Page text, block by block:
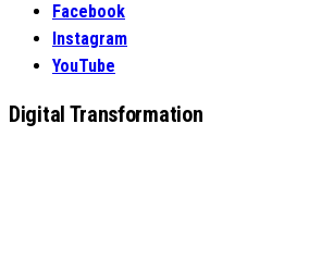
Facebook
Instagram
YouTube
Digital Transformation